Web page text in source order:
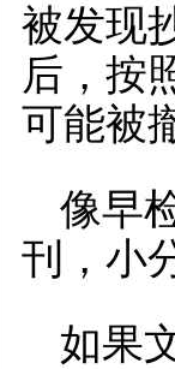
被发现
后，按
可能被
像早
刊，小
如果